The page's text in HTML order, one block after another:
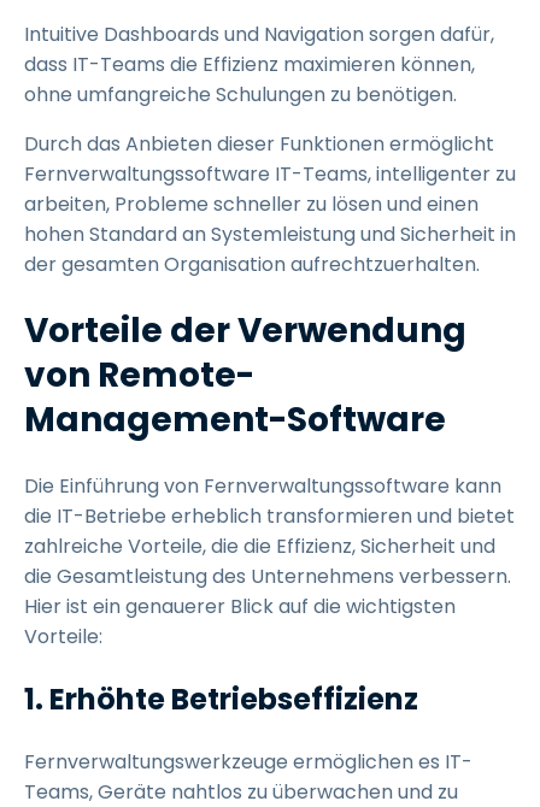
Intuitive Dashboards und Navigation sorgen dafür,
dass IT-Teams die Effizienz maximieren können,
ohne umfangreiche Schulungen zu benötigen.
Durch das Anbieten dieser Funktionen ermöglicht
Fernverwaltungssoftware IT-Teams, intelligenter zu
arbeiten, Probleme schneller zu lösen und einen
hohen Standard an Systemleistung und Sicherheit in
der gesamten Organisation aufrechtzuerhalten.
Vorteile der Verwendung
von Remote-
Management-Software
Die Einführung von Fernverwaltungssoftware kann
die IT-Betriebe erheblich transformieren und bietet
zahlreiche Vorteile, die die Effizienz, Sicherheit und
die Gesamtleistung des Unternehmens verbessern.
Hier ist ein genauerer Blick auf die wichtigsten
Vorteile:
1. Erhöhte Betriebseffizienz
Fernverwaltungswerkzeuge ermöglichen es IT-
Teams, Geräte nahtlos zu überwachen und zu